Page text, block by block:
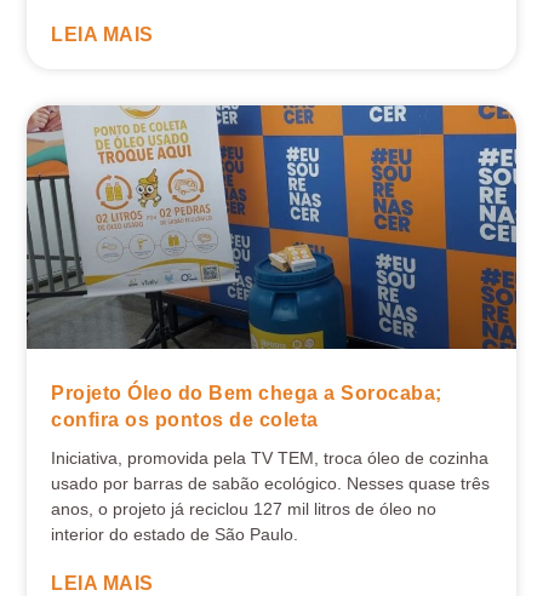
LEIA MAIS
Projeto Óleo do Bem chega a Sorocaba;
confira os pontos de coleta
Iniciativa, promovida pela TV TEM, troca óleo de cozinha
usado por barras de sabão ecológico. Nesses quase três
anos, o projeto já reciclou 127 mil litros de óleo no
interior do estado de São Paulo.
LEIA MAIS